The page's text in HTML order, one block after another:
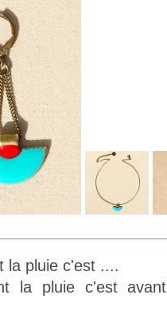
la pluie c'est ....
la pluie c'est